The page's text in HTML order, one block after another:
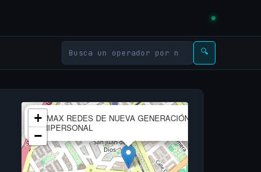
🔍
WIMAX REDES DE NUEVA GENERACIÓN, S.L.
UNIPERSONAL
+
−